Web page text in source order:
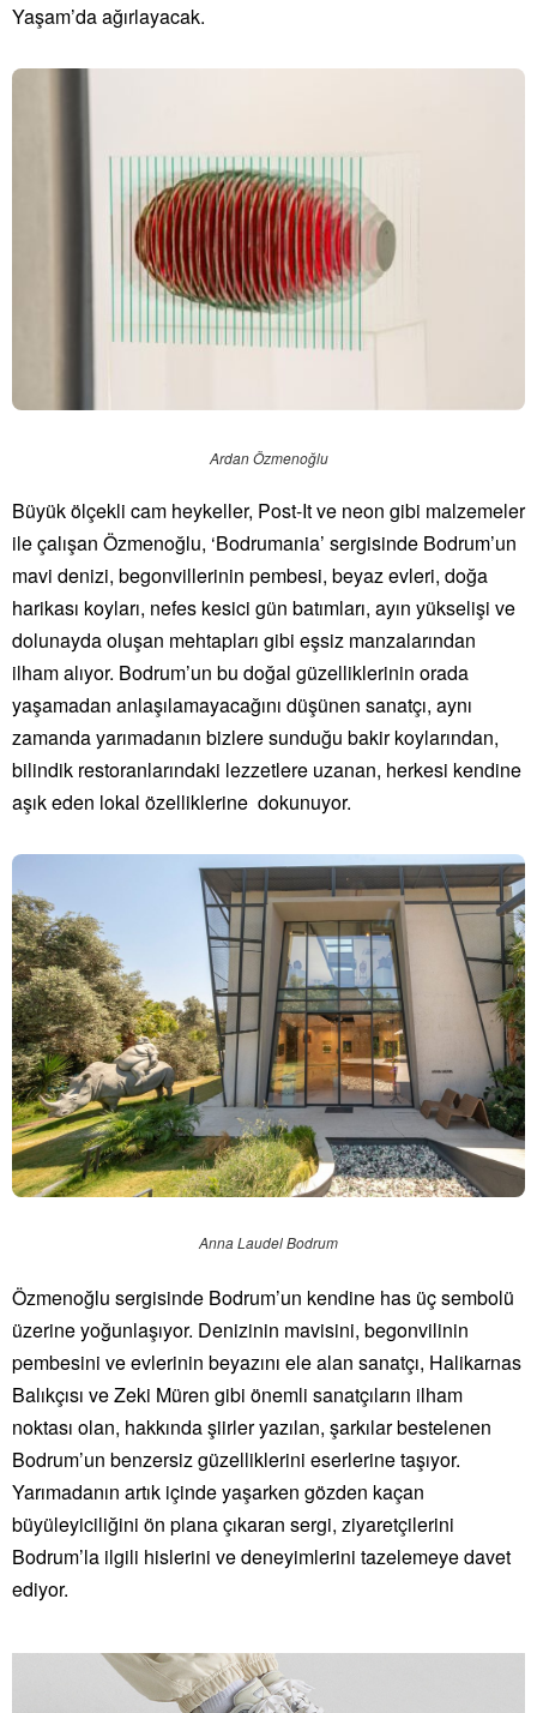
Yaşam’da ağırlayacak.
Ardan Özmenoğlu
Büyük ölçekli cam heykeller, Post-It ve neon gibi malzemeler
ile çalışan Özmenoğlu, ‘Bodrumania’ sergisinde Bodrum’un
mavi denizi, begonvillerinin pembesi, beyaz evleri, doğa
harikası koyları, nefes kesici gün batımları, ayın yükselişi ve
dolunayda oluşan mehtapları gibi eşsiz manzalarından
ilham alıyor. Bodrum’un bu doğal güzelliklerinin orada
yaşamadan anlaşılamayacağını düşünen sanatçı, aynı
zamanda yarımadanın bizlere sunduğu bakir koylarından,
bilindik restoranlarındaki lezzetlere uzanan, herkesi kendine
aşık eden lokal özelliklerine dokunuyor.
Anna Laudel Bodrum
Özmenoğlu sergisinde Bodrum’un kendine has üç sembolü
üzerine yoğunlaşıyor. Denizinin mavisini, begonvilinin
pembesini ve evlerinin beyazını ele alan sanatçı, Halikarnas
Balıkçısı ve Zeki Müren gibi önemli sanatçıların ilham
noktası olan, hakkında şiirler yazılan, şarkılar bestelenen
Bodrum’un benzersiz güzelliklerini eserlerine taşıyor.
Yarımadanın artık içinde yaşarken gözden kaçan
büyüleyiciliğini ön plana çıkaran sergi, ziyaretçilerini
Bodrum’la ilgili hislerini ve deneyimlerini tazelemeye davet
ediyor.